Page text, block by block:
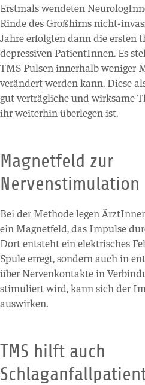
Erstmals wendeten
Rinde des Großhirns nicht-
Jahre erfolgten dann die ersten
depressiven PatientInnen. Es
TMS Pulsen innerhalb weniger
verändert werden kann. Diese
gut verträgliche und wirksame
ihr weiterhin überlegen ist.
Magnetfeld zur
Nervenstimulation
Bei der Methode legen
ein Magnetfeld, das Impulse
Dort entsteht ein elektrisches
Spule erregt, sondern auch in
über Nervenkontakte in
stimuliert wird, kann sich der
auswirken.
TMS hilft auch